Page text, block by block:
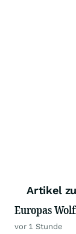
Artikel
Europas
vor 1 Stunde